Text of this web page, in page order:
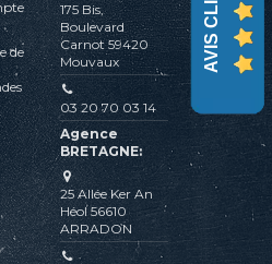
de
175 Bis,
Boulevard
Carnot 59420
Mouvaux
03 20 70 03 14
Agence
BRETAGNE:
25 Allée Ker An
Héol 56610
ARRADON